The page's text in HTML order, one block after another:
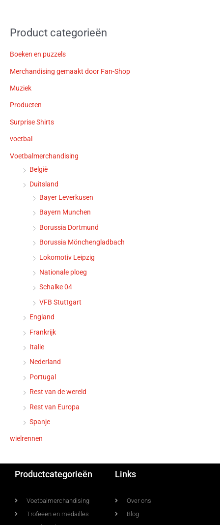
Product categorieën
Boeken en puzzels
Merchandising gemaakt door Fan-Shop
Muziek
Producten
Surprise Shirts
voetbal
Voetbalmerchandising
België
Duitsland
Bayer Leverkusen
Bayern Munchen
Borussia Dortmund
Borussia Mönchengladbach
Lokomotiv Leipzig
Nationale ploeg
Schalke 04
VFB Stuttgart
England
Frankrijk
Italie
Nederland
Portugal
Rest van de wereld
Rest van Europa
Spanje
wielrennen
Productcategorieën
Voetbalmerchandising
Trofeeën en medailles
Links
Over ons
Blog